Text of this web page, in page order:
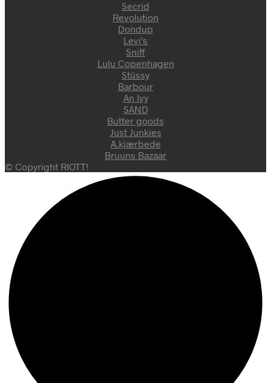
Secrid
Revolution
Dondup
Levi's
Sniff
Lulu Copenhagen
Stüssy
Barbour
An Ivy
SAND
Butter goods
Just Junkies
A.kjærbede
Bruuns Bazaar
© Copyright RIOTT!